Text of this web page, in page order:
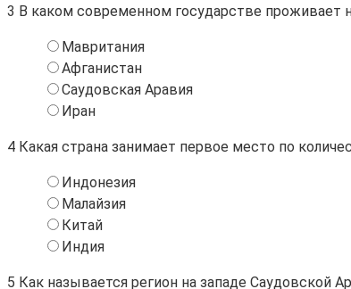
3 В каком современном государстве проживает
Мавритания
Афганистан
Саудовская Аравия
Иран
4 Какая страна занимает первое место по
Индонезия
Малайзия
Китай
Индия
5 Как называется регион на западе Саудовской